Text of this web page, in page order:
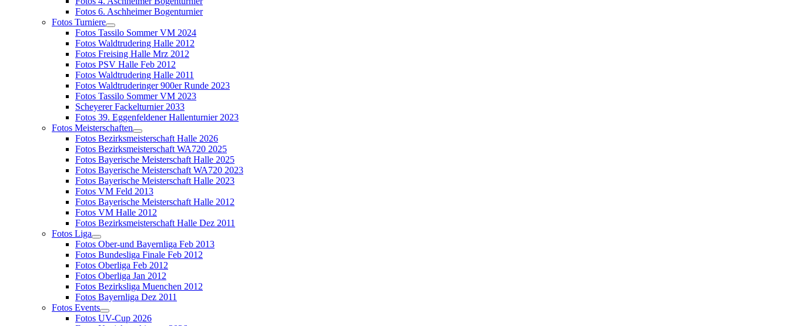
Fotos 6. Aschheimer Bogenturnier
Fotos Turniere
Fotos Tassilo Sommer VM 2024
Fotos Waldtrudering Halle 2012
Fotos Freising Halle Mrz 2012
Fotos PSV Halle Feb 2012
Fotos Waldtrudering Halle 2011
Fotos Waldtruderinger 900er Runde 2023
Fotos Tassilo Sommer VM 2023
Scheyerer Fackelturnier 2033
Fotos 39. Eggenfeldener Hallenturnier 2023
Fotos Meisterschaften
Fotos Bezirksmeisterschaft Halle 2026
Fotos Bezirksmeisterschaft WA720 2025
Fotos Bayerische Meisterschaft Halle 2025
Fotos Bayerische Meisterschaft WA720 2023
Fotos Bayerische Meisterschaft Halle 2023
Fotos VM Feld 2013
Fotos Bayerische Meisterschaft Halle 2012
Fotos VM Halle 2012
Fotos Bezirksmeisterschaft Halle Dez 2011
Fotos Liga
Fotos Ober-und Bayernliga Feb 2013
Fotos Bundesliga Finale Feb 2012
Fotos Oberliga Feb 2012
Fotos Oberliga Jan 2012
Fotos Bezirksliga Muenchen 2012
Fotos Bayernliga Dez 2011
Fotos Events
Fotos UV-Cup 2026